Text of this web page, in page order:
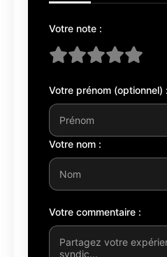
Votre note :
Votre prénom (optionnel) :
Votre nom :
Votre commentaire :